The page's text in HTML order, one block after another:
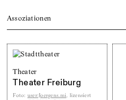
Assoziationen
Theater
Theater Freiburg
Foto: user:Joergens.mi, lizensiert